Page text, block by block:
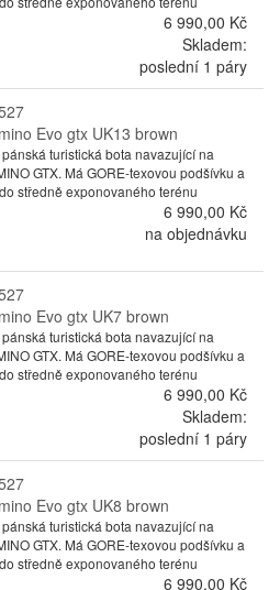
6 990,00 Kč
Skladem:
poslední 1 páry
Evo gtx UK13 brown
turistická bota navazující na
GTX. Má GORE-texovou podšívku a
středně exponovaného terénu
6 990,00 Kč
na objednávku
Evo gtx UK7 brown
turistická bota navazující na
GTX. Má GORE-texovou podšívku a
středně exponovaného terénu
6 990,00 Kč
Skladem:
poslední 1 páry
Evo gtx UK8 brown
turistická bota navazující na
GTX. Má GORE-texovou podšívku a
středně exponovaného terénu
6 990,00 Kč